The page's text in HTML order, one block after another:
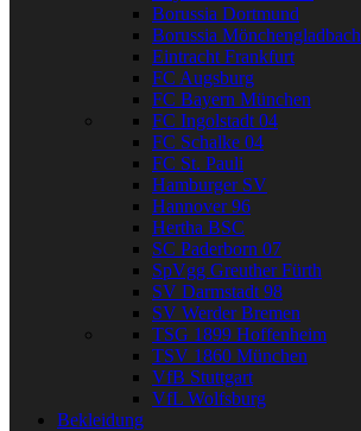
Borussia Dortmund
Borussia Mönchengladbach
Eintracht Frankfurt
FC Augsburg
FC Bayern München
FC Ingolstadt 04
FC Schalke 04
FC St. Pauli
Hamburger SV
Hannover 96
Hertha BSC
SC Paderborn 07
SpVgg Greuther Fürth
SV Darmstadt 98
SV Werder Bremen
TSG 1899 Hoffenheim
TSV 1860 München
VfB Stuttgart
VfL Wolfsburg
Bekleidung